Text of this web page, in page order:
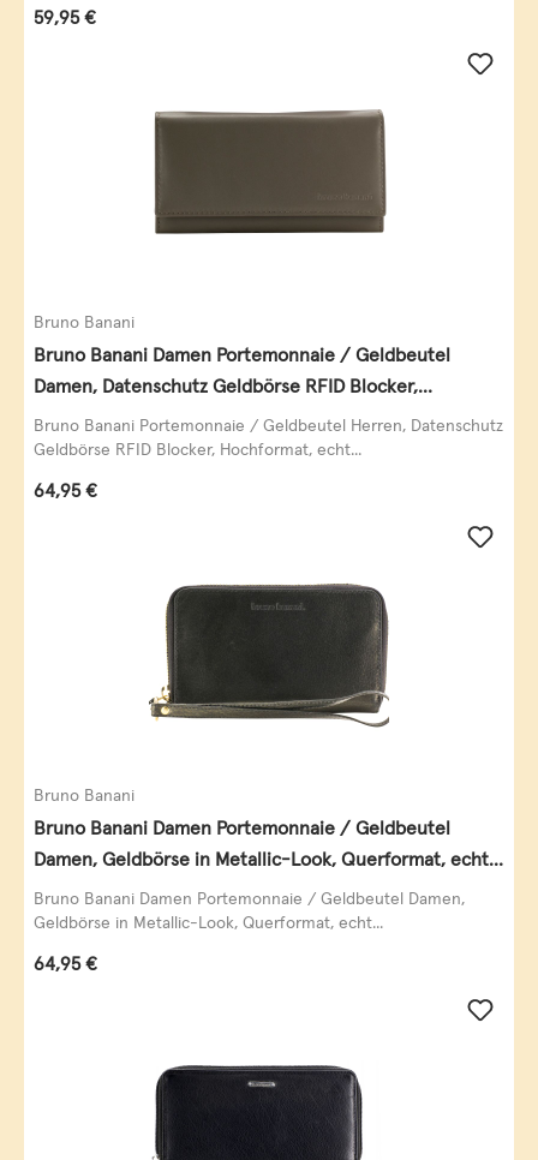
Regulärer Preis:
59,95 €
Bruno Banani
Bruno Banani Damen Portemonnaie / Geldbeutel
Damen, Datenschutz Geldbörse RFID Blocker,
Querformat, echt Leder, taupe
Bruno Banani Portemonnaie / Geldbeutel Herren, Datenschutz
Geldbörse RFID Blocker, Hochformat, echt...
Regulärer Preis:
64,95 €
Bruno Banani
Bruno Banani Damen Portemonnaie / Geldbeutel
Damen, Geldbörse in Metallic-Look, Querformat, echt
Leder, schwarz-gold
Bruno Banani Damen Portemonnaie / Geldbeutel Damen,
Geldbörse in Metallic-Look, Querformat, echt...
Regulärer Preis:
64,95 €